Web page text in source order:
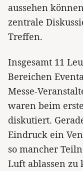
aussehen
zentrale
Treffen.
Insgesamt 11
Bereichen
Messe-
waren beim
diskutiert.
Eindruck ein
so mancher
Luft ablassen